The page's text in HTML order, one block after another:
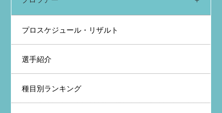
プロスケジュール・リザルト
選手紹介
種目別ランキング